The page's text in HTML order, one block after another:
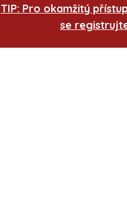
TIP: Pro okamžitý
se